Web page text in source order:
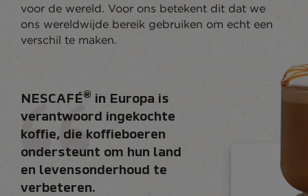
voor de wereld. Voor ons betekent dit dat we
ons wereldwijde bereik gebruiken om echt een
verschil te maken.
NESCAFÉ® in Europa is
verantwoord ingekochte
koffie, die koffieboeren
ondersteunt om hun land
en levensonderhoud te
verbeteren.